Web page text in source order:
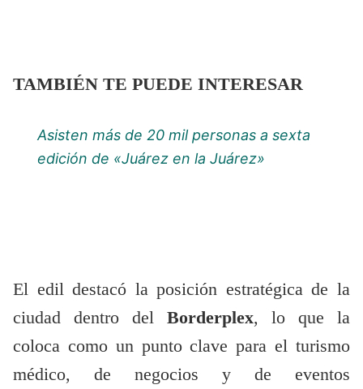
TAMBIÉN TE PUEDE INTERESAR
Asisten más de 20 mil personas a sexta
edición de «Juárez en la Juárez»
El edil destacó la posición estratégica de la
ciudad dentro del Borderplex, lo que la
coloca como un punto clave para el turismo
médico, de negocios y de eventos